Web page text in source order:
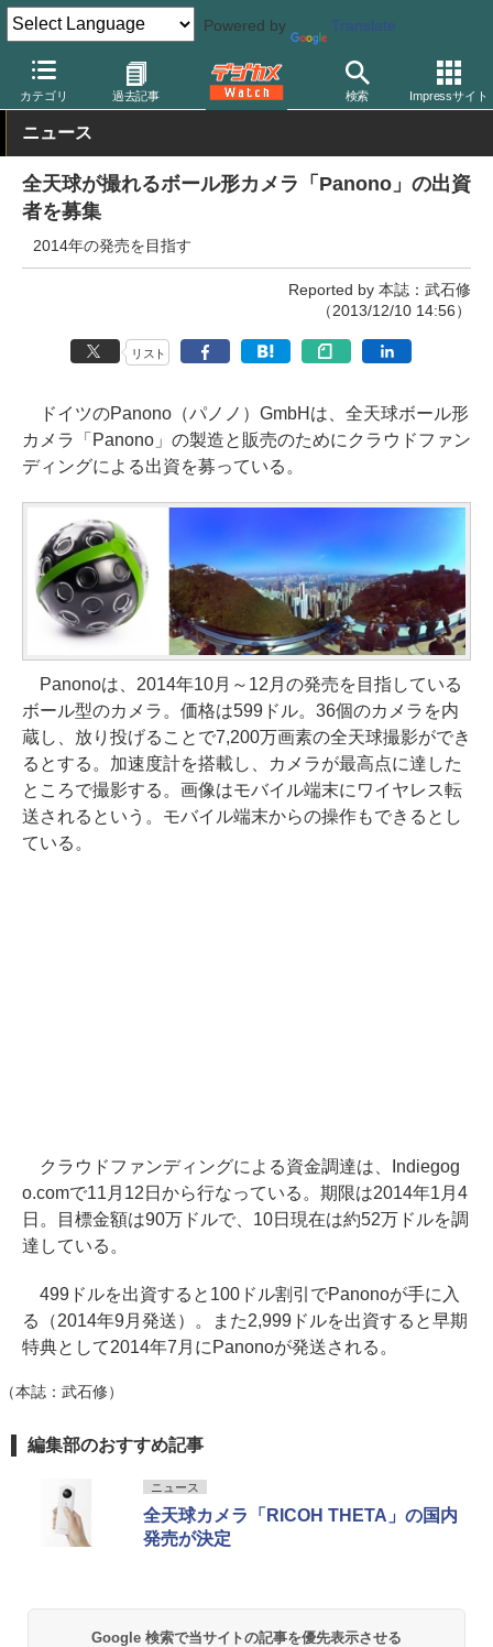
Powered by Translate
カテゴリ 過去記事 検索 Impressサイト
デジカメ Watch カメラ レンズ一体型（コンパクト）カメラ そ
ニュース
全天球が撮れるボール形カメラ「Panono」の出資
者を募集
2014年の発売を目指す
Reported by 本誌：武石修
（2013/12/10 14:56）
リスト
ドイツのPanono（パノノ）GmbHは、全天球ボール形
カメラ「Panono」の製造と販売のためにクラウドファン
ディングによる出資を募っている。
Panonoは、2014年10月～12月の発売を目指している
ボール型のカメラ。価格は599ドル。36個のカメラを内
蔵し、放り投げることで7,200万画素の全天球撮影ができ
るとする。加速度計を搭載し、カメラが最高点に達した
ところで撮影する。画像はモバイル端末にワイヤレス転
送されるという。モバイル端末からの操作もできるとし
ている。
クラウドファンディングによる資金調達は、Indiegog
o.comで11月12日から行なっている。期限は2014年1月4
日。目標金額は90万ドルで、10日現在は約52万ドルを調
達している。
499ドルを出資すると100ドル割引でPanonoが手に入
る（2014年9月発送）。また2,999ドルを出資すると早期
特典として2014年7月にPanonoが発送される。
（本誌：武石修）
編集部のおすすめ記事
ニュース
全天球カメラ「RICOH THETA」の国内
発売が決定
Google 検索で当サイトの記事を優先表示させる